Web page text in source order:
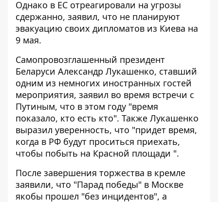
Однако в ЕС отреагировали на угрозы
сдержанно, заявил, что не планируют
эвакуацию своих дипломатов из Киева на
9 мая.
Самопровозглашенный президент
Беларуси Александр Лукашенко, ставший
одним из немногих иностранных гостей
мероприятия, заявил во время встречи с
Путиным, что в этом году "время
показало, кто есть кто". Также Лукашенко
выразил уверенность, что "придет время,
когда в РФ будут проситься приехать,
чтобы побыть на Красной площади ".
После завершения торжества в кремле
заявили, что "Парад победы" в Москве
якобы прошел "без инцидентов", а